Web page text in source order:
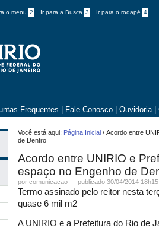
o menu 2 Ir para a Busca 3 Ir para o rodapé 4
Frequentes Fale Conosco Ouvidoria
Você está aqui: Página Inicial /Acordo entre
de Dentro
Acordo entre UNIRIO e
espaço no Engenho de
por comunicacao —publicado 30/04/2014
Termo assinado pelo reitor nesta
quase 6 mil m2
A UNIRIO e a Prefeitura do Rio de